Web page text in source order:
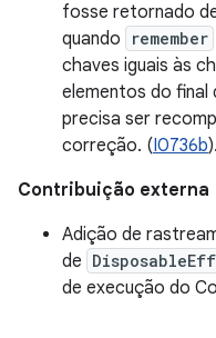
fosse retornado
quando
remember
chaves iguais às
elementos do
precisa ser
correção. (I0736b).
Contribuição externa
Adição de
de
de execução do